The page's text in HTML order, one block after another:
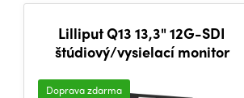
Lilliput Q13 13,3" 12G-SDI
štúdiový/vysielací monitor
Doprava zdarma